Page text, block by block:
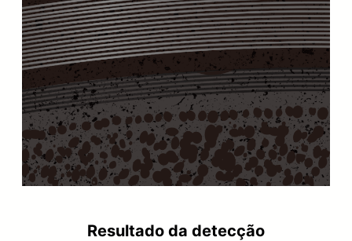
Resultado da detecção